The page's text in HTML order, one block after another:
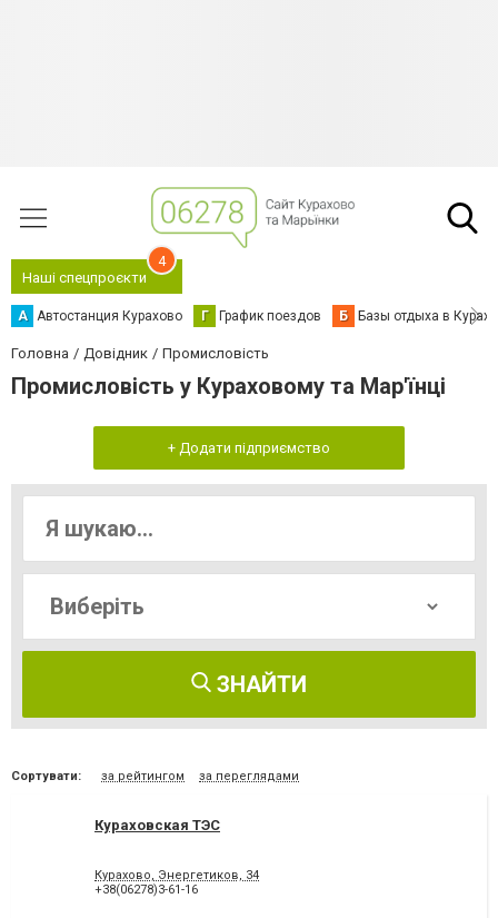
Наші спецпроєкти
4
А Автостанция Курахово Г График поездов Б Базы отдыха в
Головна Довідник Промисловість
Промисловість у Кураховому та Мар'їнці
+ Додати підприємство
ЗНАЙТИ
Сортувати: за рейтингом за переглядами
Кураховская ТЭС
Курахово, Энергетиков, 34
+38(06278)3-61-16